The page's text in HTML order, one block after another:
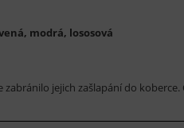
modrá, lososová
jejich zašlapání do